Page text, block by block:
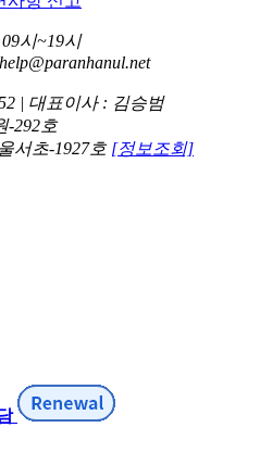
시~19시
| 대표이사 : 김승범
-292호
서초-1927호 [정보조회]